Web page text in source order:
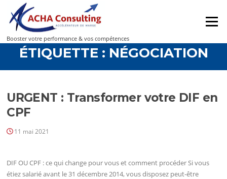
Booster votre performance & vos compétences
Menu
ÉTIQUETTE : NÉGOCIATION
URGENT : Transformer votre DIF en
CPF
11 mai 2021
DIF OU CPF : ce qui change pour vous et comment procéder Si vous
étiez salarié avant le 31 décembre 2014, vous disposez peut-être